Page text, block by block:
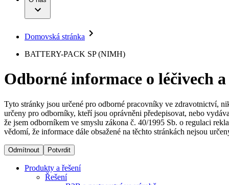
Léčba bolesti
Mimotělní očišťování krve
Neurochirurgie
Onkologie
Ortopedie
Péče o rány
Péče o stomii
Prevence a kontrola infekcí
Uzavírání ran
Terapie
Onemocnění
B. Braun Avitum
Vaše příležitost​
Média
Tiskové zprávy
Kontakt
Registrace k odběru newsletteru
Společnost
Odpovědnost
Domovská stránka
BATTERY-PACK SP (NIMH)
Odborné informace o léčivech
Tyto stránky jsou určené pro odborné pracovníky ve zdravotnictví,
určeny pro odborníky, kteří jsou oprávněni předepisovat, nebo
že jsem odborníkem ve smyslu zákona č. 40/1995 Sb. o regulaci
vědomí, že informace dále obsažené na těchto stránkách nejsou
Odmítnout Potvrdit
Produkty a řešení
Řešení